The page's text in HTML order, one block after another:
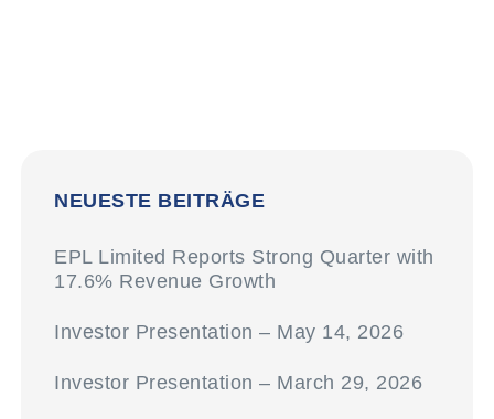
NEUESTE BEITRÄGE
EPL Limited Reports Strong Quarter with
17.6% Revenue Growth
Investor Presentation – May 14, 2026
Investor Presentation – March 29, 2026